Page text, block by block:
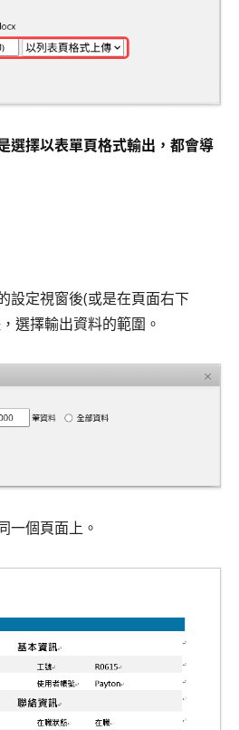
選擇以表單頁格式輸出，都會導
設定視窗後(或是在頁面右下
選擇輸出資料的範圍。
一個頁面上。